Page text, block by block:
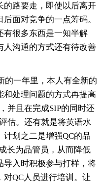
的路要走，即使以后离开
面对竞争的一点筹码。
有很多东西是一知半解
人沟通的方式还有待改善
的一年里，本人有全新的
处理问题的方式再提高
并且在完成SIP的同时还
估。还有就是将英语水
划之二是增强QC的品
长为品管员，从而降低
导入时积极参与打样，将
QC人员进行培训。让